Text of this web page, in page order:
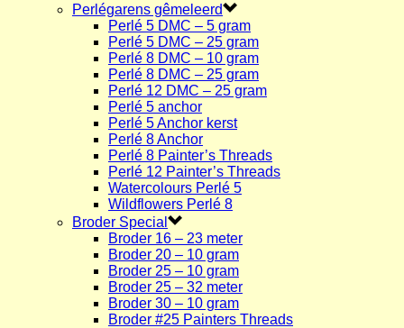
Perlégarens gêmeleerd
Perlé 5 DMC – 5 gram
Perlé 5 DMC – 25 gram
Perlé 8 DMC – 10 gram
Perlé 8 DMC – 25 gram
Perlé 12 DMC – 25 gram
Perlé 5 anchor
Perlé 5 Anchor kerst
Perlé 8 Anchor
Perlé 8 Painter’s Threads
Perlé 12 Painter’s Threads
Watercolours Perlé 5
Wildflowers Perlé 8
Broder Special
Broder 16 – 23 meter
Broder 20 – 10 gram
Broder 25 – 10 gram
Broder 25 – 32 meter
Broder 30 – 10 gram
Broder #25 Painters Threads